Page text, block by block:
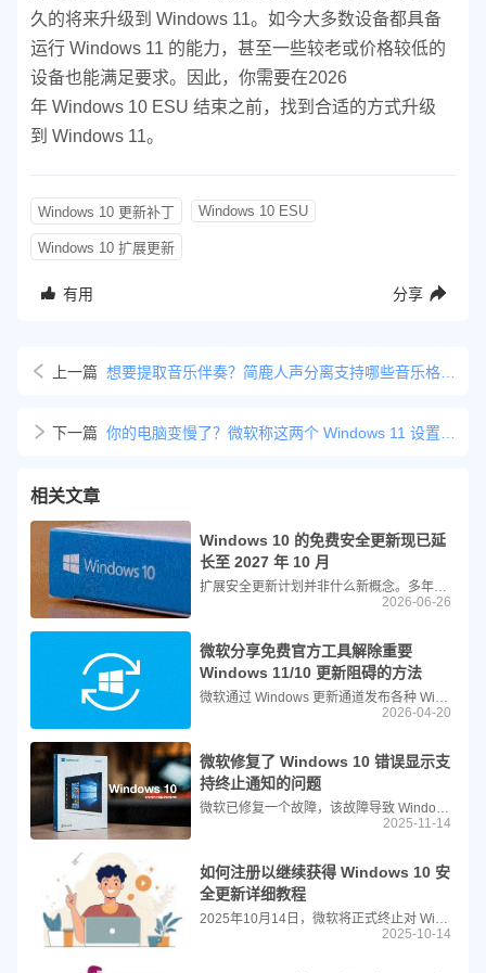
久的将来升级到 Windows 11。如今大多数设备都具备
运行 Windows 11 的能力，甚至一些较老或价格较低的
设备也能满足要求。因此，你需要在2026
年 Windows 10 ESU 结束之前，找到合适的方式升级
到 Windows 11。
Windows 10 更新补丁 Windows 10 ESU
Windows 10 扩展更新
有用 分享
上一篇
下一篇
相关文章
Windows 10 的免费安全更新现已延
长至 2027 年 10 月
扩展安全更新计划并非什么新概念。多年来，它一直是企业客户在微软产品停止支持后继续获取关键更新的官方途径。不过一直以来，这都是一项仅限企业使用的付费功能。而随着 Windows 10 的推出，微软将 ESU 扩展到了普通消费者，让他们在 2025 年 10 月之后，基本上可以免费继续获取 Windows 10 的安全更新。
2026-06-26
微软分享免费官方工具解除重要
Windows 11/10 更新阻碍的方法
微软通过 Windows 更新通道发布各种 Windows 更新，包括质量更新、功能更新、安全修复等。例如，本周发布的最新更新是 2026 年 4 月的“补丁星期二”更新，其中包含了新的操作系统恢复版本。
2026-04-20
微软修复了 Windows 10 错误显示支
持终止通知的问题
微软已修复一个故障，该故障导致 Windows 10 在完全受支持的设备（包括拥有有效 ESU 密钥的系统）上错误地显示支持终止警告。此问题仅为视觉显示错误，并已在 2025 年 11 月 11 日发布的 KB5068781 更新中得到解决。
2025-11-14
如何注册以继续获得 Windows 10 安
全更新详细教程
2025年10月14日，微软将正式终止对 Windows 10 的支持。然而，如果你尚未准备好升级系统，可以注册“扩展安全更新”（Extended Security Updates, ESU），以便在2025年之后继续获得重要的安全补丁。注册 ESU 需要完成几个步骤。
2025-10-14